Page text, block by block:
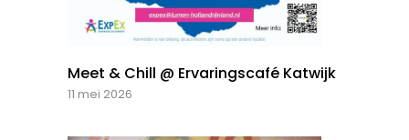
Meet & Chill @ Ervaringscafé Katwijk
11 mei 2026